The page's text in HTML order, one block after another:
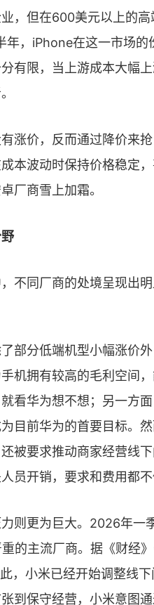
，但在600美元以上的
年，iPhone在这一市场
有限，当上游成本大幅
涨价，反而通过降价来
本波动时保持价格稳定
厂商雪上加霜。
不同厂商的处境呈现出明
部分低端机型小幅涨价
机拥有较高的毛利空间
看华为想不想；另一方
目前华为的首要目标。
被要求推动商家经营线
员开销，要求和费用都
则更为巨大。2026年一
的主流厂商。据《财经
，小米已经开始调整线
到保守经营，小米意图